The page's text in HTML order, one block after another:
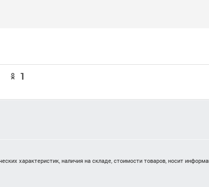
1
характеристик, наличия на складе, стоимости товаров, носит